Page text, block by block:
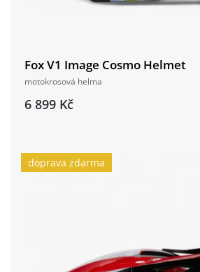
Fox V1 Image Cosmo Helmet
motokrosová helma
6 899 Kč
doprava zdarma